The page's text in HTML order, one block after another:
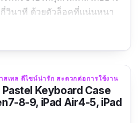
กี่วินาที ด้วยตัวล็อคที่แน่นหนา
บด้านหน้าเป็นแบบลายทาง ฝา
ยไม่ซ้ำใคร อีกทั้งยังเป็นรูป
ทำจากแม่เหล็ก รองรับได้ทั้ง
เขียน
สเทล ดีไซน์น่ารัก สะดวกต่อการใช้งาน
Keyboard Case
8-9, iPad Air4-5, iPad